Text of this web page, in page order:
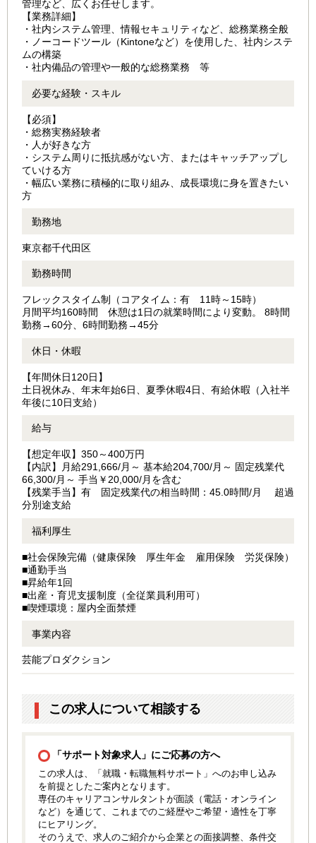
管理など、広くお任せします。
【業務詳細】
・社内システム管理、情報セキュリティなど、総務業務全般
・ノーコードツール（Kintoneなど）を使用した、社内システ
ムの構築
・社内備品の管理や一般的な総務業務 等
必要な経験・スキル
【必須】
・総務実務経験者
・人が好きな方
・システム周りに抵抗感がない方、またはキャッチアップし
ていける方
・幅広い業務に積極的に取り組み、成長環境に身を置きたい
方
勤務地
東京都千代田区
勤務時間
フレックスタイム制（コアタイム：有 11時～15時）
月間平均160時間 休憩は1日の就業時間により変動。 8時間
勤務→60分、6時間勤務→45分
休日・休暇
【年間休日120日】
土日祝休み、年末年始6日、夏季休暇4日、有給休暇（入社半
年後に10日支給）
給与
【想定年収】350～400万円
【内訳】月給291,666/月～ 基本給204,700/月～ 固定残業代
66,300/月～ 手当￥20,000/月を含む
【残業手当】有 固定残業代の相当時間：45.0時間/月 超過
分別途支給
福利厚生
■社会保険完備（健康保険 厚生年金 雇用保険 労災保険）
■通勤手当
■昇給年1回
■出産・育児⽀援制度（全従業員利⽤可）
■喫煙環境：屋内全⾯禁煙
事業内容
芸能プロダクション
この求人について相談する
「サポート対象求人」にご応募の方へ
この求人は、「就職・転職無料サポート」へのお申し込み
を前提としたご案内となります。
専任のキャリアコンサルタントが面談（電話・オンライン
など）を通じて、これまでのご経歴やご希望・適性を丁寧
にヒアリング。
そのうえで、求人のご紹介から企業との面接調整、条件交